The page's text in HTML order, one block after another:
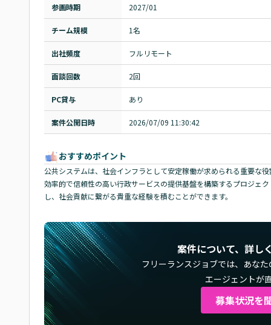
参画時期 2027/01
チーム規模 1名
出社頻度 フルリモート
面談回数 2回
PC貸与 あり
案件公開日時 2026/07/09 11:30:42
おすすめポイント
公共システムは、社会インフラとして安定稼働が求められる重要な
効率的で信頼性の高い行政サービスの提供基盤を構築するプロジェ
し、社会貢献に繋がる貴重な経験を積むことができます。
案件について、詳し
フリーランスジョブでは、 あな
エージェントが
募集状況を